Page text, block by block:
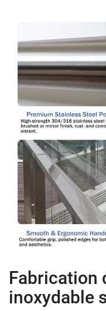
Fabrication
inoxydable